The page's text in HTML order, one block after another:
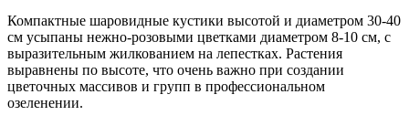
Компактные шаровидные кустики высотой и диаметром 30-40
см усыпаны нежно-розовыми цветками диаметром 8-10 см, с
выразительным жилкованием на лепестках. Растения
выравнены по высоте, что очень важно при создании
цветочных массивов и групп в профессиональном
озеленении.